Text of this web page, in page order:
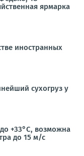
ярмарка
иностранных
сухогруз у
+33°С, возможна
до 15 м/с